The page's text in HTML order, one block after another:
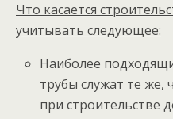
Что касается
учитывать следующее:
Наиболее
трубы служат те же,
при строительстве